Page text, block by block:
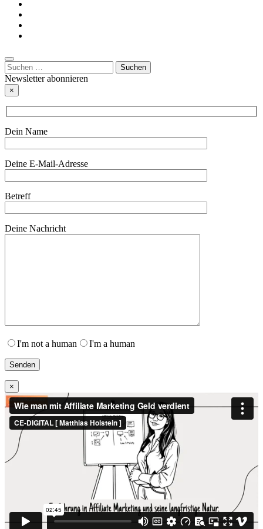
Suchen
nach:
Newsletter abonnieren
×
Dein Name
Deine E-Mail-Adresse
Betreff
Deine Nachricht
I'm not a human I'm a human
×